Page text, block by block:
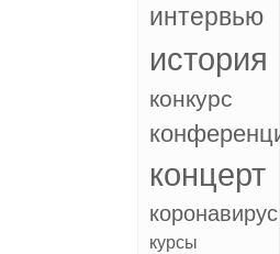
интервью
история
конкурс
концерт
коронавирус
курсы